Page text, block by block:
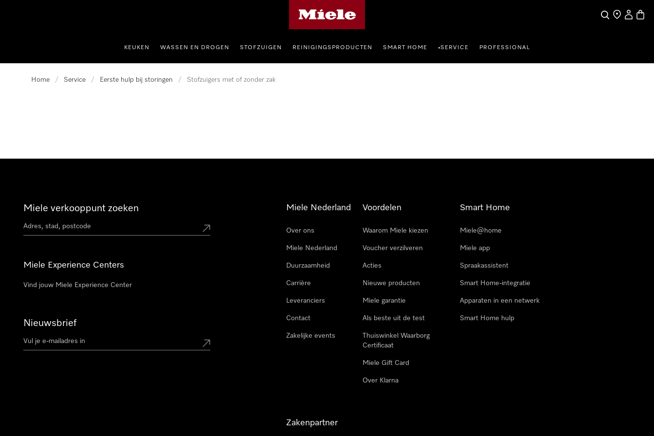
Wat zoek je?
Dealer zoeken
Mijn
KEUKEN WASSEN EN DROGEN STOFZUIGEN REINIGINGSPRODUCTEN SMART HOME •SERVICE PROFESSIONAL
Home / Service / Eerste hulp bij storingen / Stofzuigers met of zonder zak
Miele verkooppunt zoeken
Miele Experience Centers
Vind jouw Miele Experience Center
Nieuwsbrief
Miele Nederland
Over ons
Miele Nederland
Duurzaamheid
Carrière
Leveranciers
Contact
Zakelijke events
Voordelen
Waarom Miele kiezen
Voucher verzilveren
Acties
Nieuwe producten
Miele garantie
Als beste uit de test
Thuiswinkel Waarborg
Certificaat
Miele Gift Card
Over Klarna
Smart Home
Miele@home
Miele app
Spraakassistent
Smart Home-integratie
Apparaten in een netwerk
Smart Home hulp
Zakenpartner